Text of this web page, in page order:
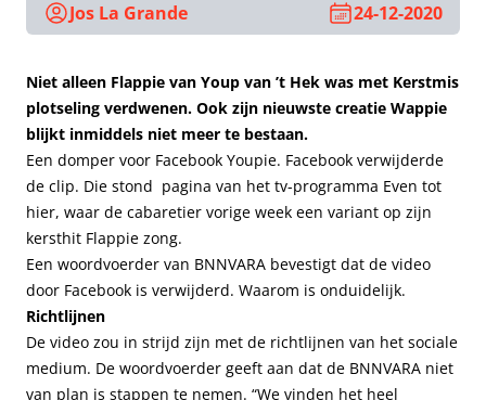
Jos La Grande 24-12-2020
Niet alleen Flappie van Youp van ’t Hek was met Kerstmis
plotseling verdwenen. Ook zijn nieuwste creatie Wappie
blijkt inmiddels niet meer te bestaan.
Een domper voor Facebook Youpie. Facebook verwijderde
de clip. Die stond pagina van het tv-programma Even tot
hier, waar de cabaretier vorige week een variant op zijn
kersthit Flappie zong.
Een woordvoerder van BNNVARA bevestigt dat de video
door Facebook is verwijderd. Waarom is onduidelijk.
Richtlijnen
De video zou in strijd zijn met de richtlijnen van het sociale
medium. De woordvoerder geeft aan dat de BNNVARA niet
van plan is stappen te nemen. “We vinden het heel